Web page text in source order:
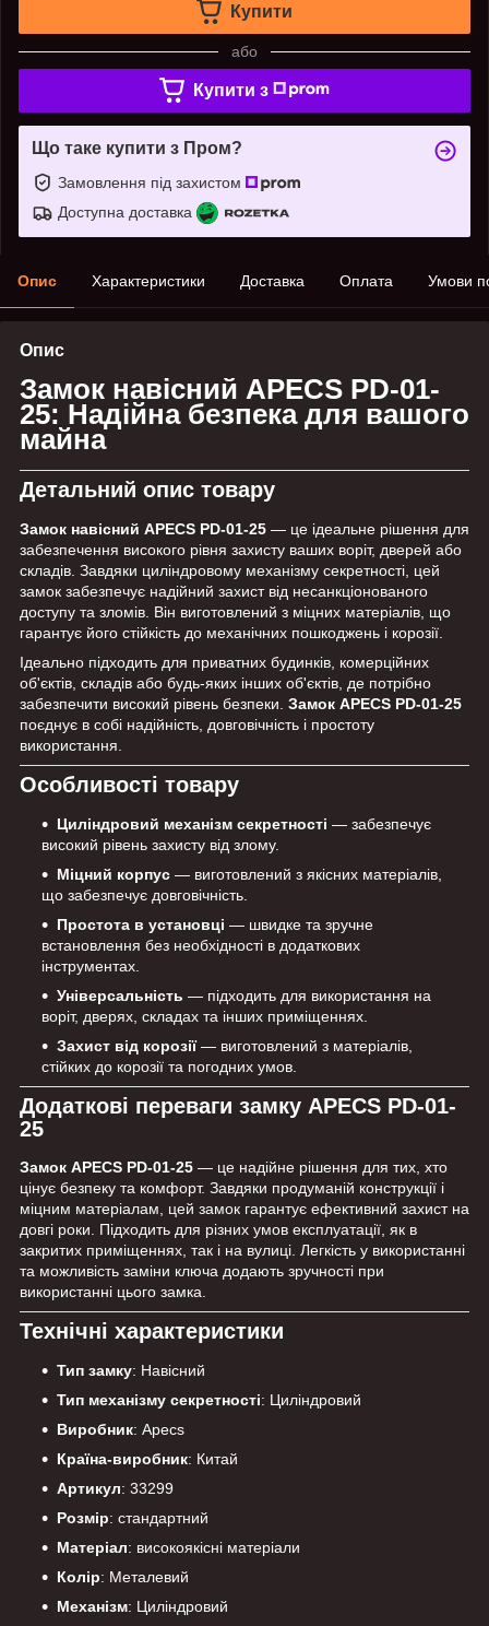
Купити
або
Купити з
Що таке купити з Пром?
Замовлення під захистом
Доступна доставка
Опис Характеристики Доставка Оплата Умови
Опис
Замок навісний APECS PD-01-
25: Надійна безпека для вашого
майна
Детальний опис товару
Замок навісний APECS PD-01-25 — це ідеальне рішення для
забезпечення високого рівня захисту ваших воріт, дверей або
складів. Завдяки циліндровому механізму секретності, цей
замок забезпечує надійний захист від несанкціонованого
доступу та зломів. Він виготовлений з міцних матеріалів, що
гарантує його стійкість до механічних пошкоджень і корозії.
Ідеально підходить для приватних будинків, комерційних
об'єктів, складів або будь-яких інших об'єктів, де потрібно
забезпечити високий рівень безпеки. Замок APECS PD-01-25
поєднує в собі надійність, довговічність і простоту
використання.
Особливості товару
Циліндровий механізм секретності — забезпечує
високий рівень захисту від злому.
Міцний корпус — виготовлений з якісних матеріалів,
що забезпечує довговічність.
Простота в установці — швидке та зручне
встановлення без необхідності в додаткових
інструментах.
Універсальність — підходить для використання на
воріт, дверях, складах та інших приміщеннях.
Захист від корозії— виготовлений з матеріалів,
стійких до корозії та погодних умов.
Додаткові переваги замку APECS PD-01-
25
Замок APECS PD-01-25 — це надійне рішення для тих, хто
цінує безпеку та комфорт. Завдяки продуманій конструкції і
міцним матеріалам, цей замок гарантує ефективний захист на
довгі роки. Підходить для різних умов експлуатації, як в
закритих приміщеннях, так і на вулиці. Легкість у використанні
та можливість заміни ключа додають зручності при
використанні цього замка.
Технічні характеристики
Тип замку: Навісний
Тип механізму секретності: Циліндровий
Виробник: Apecs
Країна-виробник: Китай
Артикул: 33299
Розмір: стандартний
Матеріал: високоякісні матеріали
Колір: Металевий
Механізм: Циліндровий